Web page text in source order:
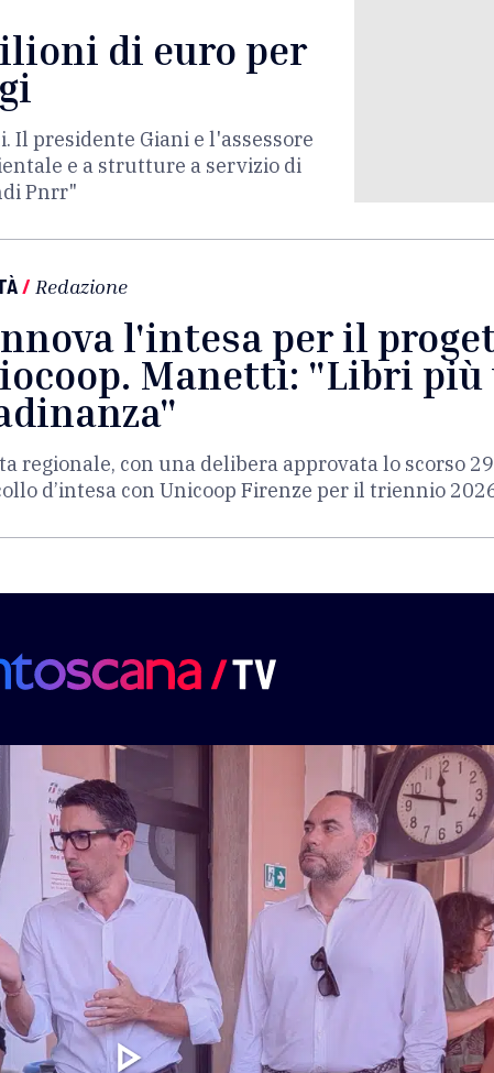
di euro per
Il presidente Giani e l'assessore
e a strutture a servizio di
Pnrr"
/ Redazione
l'intesa per il
Manetti: "Libri
regionale, con una delibera approvata lo scorso
d’intesa con Unicoop Firenze per il triennio